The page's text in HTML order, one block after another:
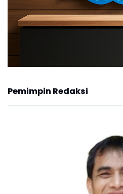
Pemimpin Redaksi